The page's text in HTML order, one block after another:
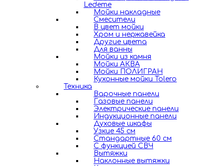
Ledeme
Мойки накладные
Смесители
В цвет мойки
Хром и нержавейка
Другие цвета
Для ванны
Мойки из камня
Мойки АКВА
Мойки ПОЛИГРАН
Кухонные мойки Tolero
Техника
Варочные панели
Газовые панели
Электрические панели
Индукционные панели
Духовые шкафы
Узкие 45 см
Стандартные 60 см
С функцией СВЧ
Вытяжки
Наклонные вытяжки